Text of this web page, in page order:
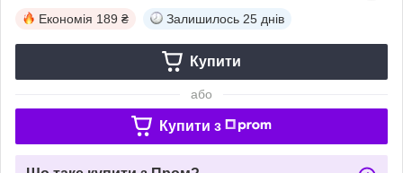
Економія 189 ₴ Залишилось 25 днів
Купити
або
Купити з